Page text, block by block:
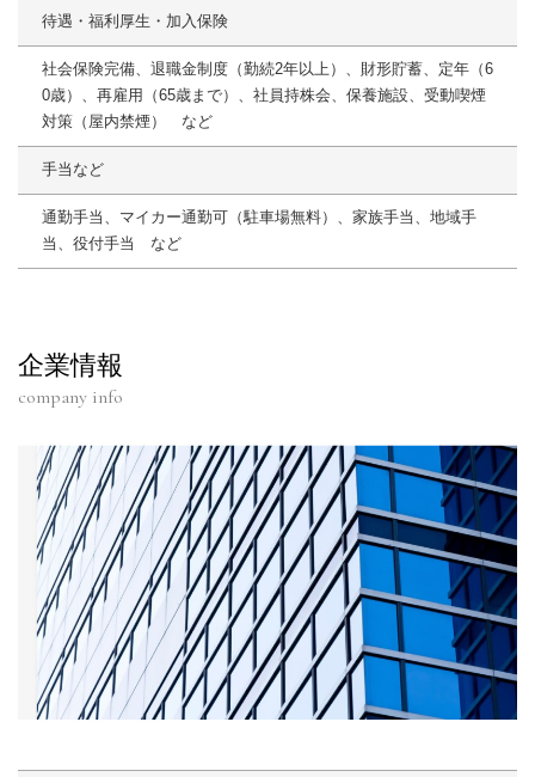
待遇・福利厚生・加入保険
社会保険完備、退職金制度（勤続2年以上）、財形貯蓄、定年（6
0歳）、再雇用（65歳まで）、社員持株会、保養施設、受動喫煙
対策（屋内禁煙） など
手当など
通勤手当、マイカー通勤可（駐車場無料）、家族手当、地域手
当、役付手当 など
企業情報
company info